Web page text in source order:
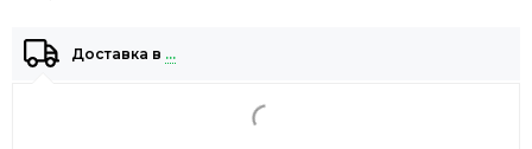
Доставка в …